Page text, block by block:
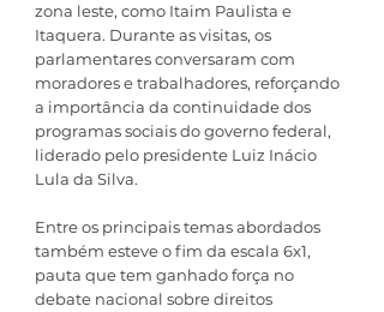
zona leste, como Itaim Paulista e
Itaquera. Durante as visitas, os
parlamentares conversaram com
moradores e trabalhadores, reforçando
a importância da continuidade dos
programas sociais do governo federal,
liderado pelo presidente Luiz Inácio
Lula da Silva.
Entre os principais temas abordados
também esteve o fim da escala 6x1,
pauta que tem ganhado força no
debate nacional sobre direitos